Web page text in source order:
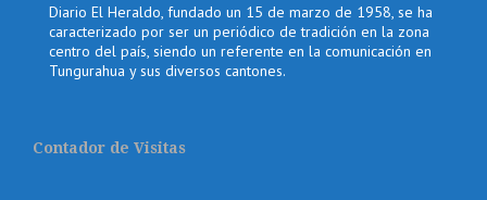
Diario El Heraldo, fundado un 15 de marzo de 1958, se ha
caracterizado por ser un periódico de tradición en la zona
centro del país, siendo un referente en la comunicación en
Tungurahua y sus diversos cantones.
Contador de Visitas